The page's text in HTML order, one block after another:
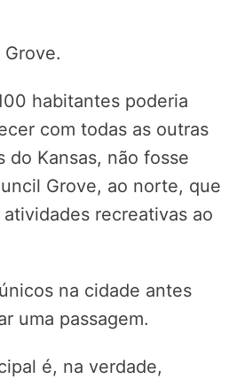
habitantes poderia
com todas as outras
do Kansas, não fosse
Grove, ao norte, que
recreativas ao
na cidade antes
uma passagem.
é, na verdade,